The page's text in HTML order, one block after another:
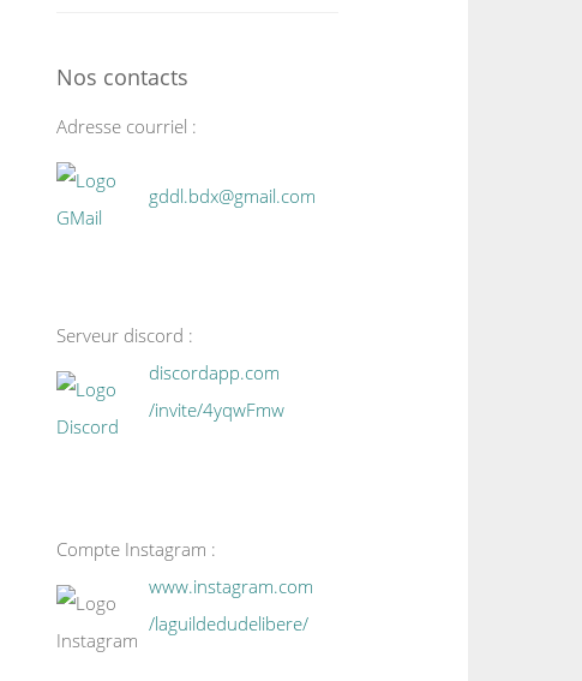
Nos contacts
Adresse courriel :
gddl.bdx@gmail.com
Serveur discord :
discordapp.com
/invite/4yqwFmw
Compte Instagram :
www.instagram.com
/laguildedudelibere/